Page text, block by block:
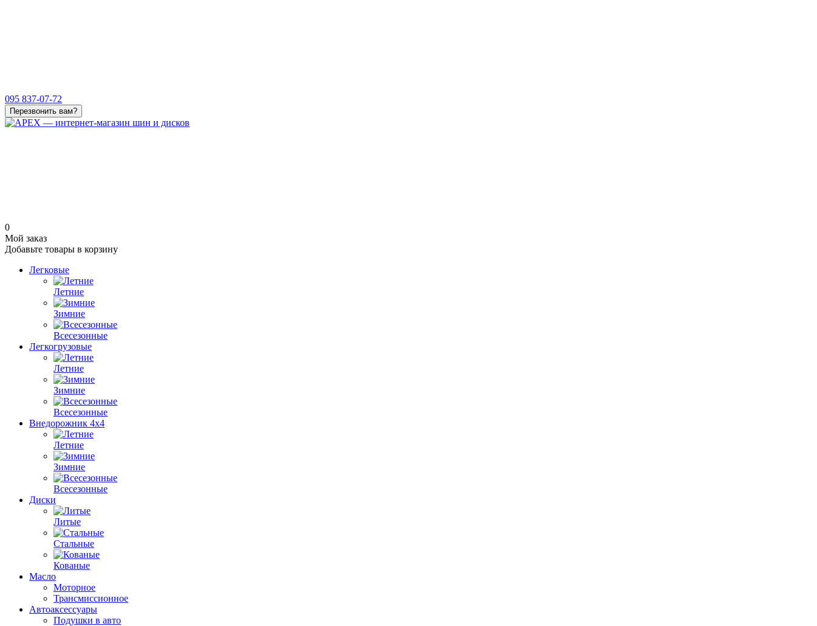
095 837-07-72
Перезвонить вам?
0
Мой заказ
Добавьте товары в корзину
Легковые
Летние
Зимние
Всесезонные
Легкогрузовые
Летние
Зимние
Всесезонные
Внедорожник 4х4
Летние
Зимние
Всесезонные
Диски
Литые
Стальные
Кованые
Масло
Моторное
Трансмиссионное
Автоаксессуары
Подушки в авто